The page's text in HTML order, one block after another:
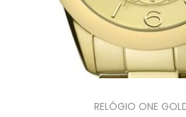
RELÓGIO ONE